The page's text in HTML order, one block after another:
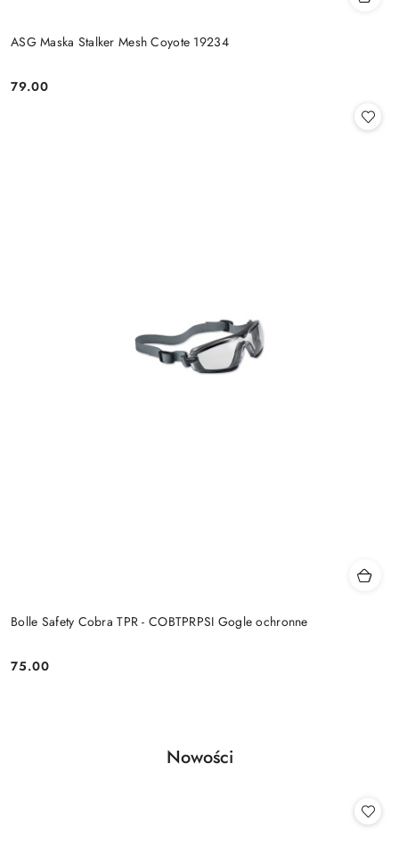
ASG Maska Stalker Mesh Coyote 19234
Cena:
79.00
Bolle Safety Cobra TPR - COBTPRPSI Gogle ochronne
Cena:
75.00
Pomiń karuzelę produktów
Produkty
Nowości